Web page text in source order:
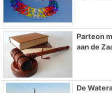
Parteon
aan de
De